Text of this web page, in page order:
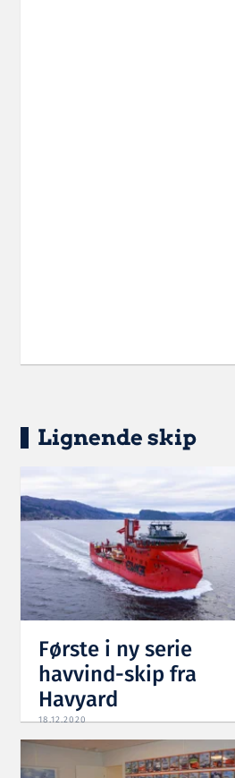
Lignende skip
Første i ny serie
havvind-skip fra
Havyard
18.12.2020